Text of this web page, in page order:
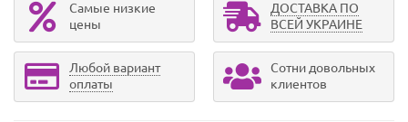
Самые низкие
цены
ДОСТАВКА ПО
ВСЕЙ УКРАИНЕ
Любой вариант
оплаты
Сотни довольных
клиентов